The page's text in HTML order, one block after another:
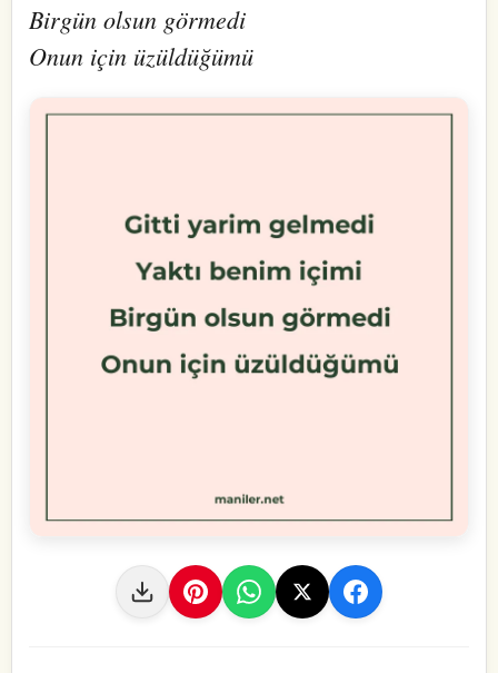
Birgün olsun görmedi
Onun için üzüldüğümü